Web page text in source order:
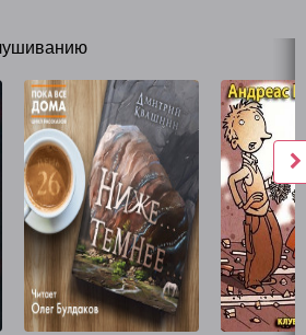
орхидея Часть 2 Глава 18
орхидея Часть 2 Глава 19
орхидея Часть 2 Глава 20
орхидея Часть 2 Глава 21
орхидея Часть 2 Глава 22
орхидея Часть 2 Глава 23
орхидея Часть 2 Глава 24
орхидея Часть 3 Глава 25
орхидея Часть 3 Глава 26